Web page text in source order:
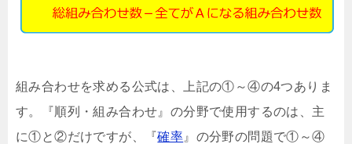
組み合わせを求める公式は、上記の①～④の4つありま
す。『順列・組み合わせ』の分野で使用するのは、主
に①と②だけですが、『確率 』の分野の問題で①～④